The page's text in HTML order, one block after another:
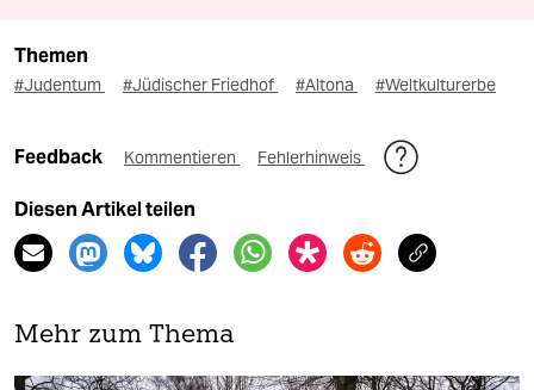
Themen
#Judentum #Jüdischer Friedhof #Altona #Weltkulturerbe
Feedback Kommentieren Fehlerhinweis
Diesen Artikel teilen
Mehr zum Thema